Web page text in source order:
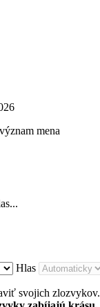
mena
Hlas
svojich zlozvykov.